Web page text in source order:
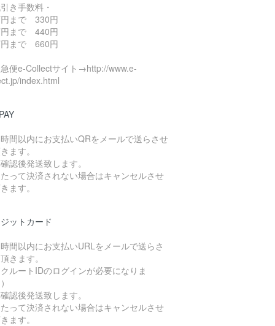
引き手数料・
まで 330円
円まで 440円
まで 660円
便e-Collectサイト→http://www.e-
index.html
間以内にお支払いQRをメールで送らさせ
ます。
認後発送致します。
って決済されない場合はキャンセルさせ
ます。
ットカード
間以内にお支払いURLをメールで送らさ
きます。
クルートIDのログインが必要になりま
認後発送致します。
って決済されない場合はキャンセルさせ
ます。